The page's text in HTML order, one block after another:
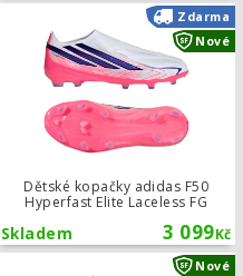
Dětské kopačky adidas F50
Dětské kopačky adidas F50
Hyperfast Elite Laceless FG
3 099Kč
Skladem
Zdarma
Nové
Dětské sálové kopačky adidas Top
Nové